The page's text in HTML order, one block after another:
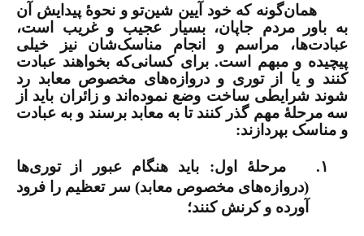
همان‌گونه که خود آیین شین‌تو و نحوۀ پیدایش آن
به باور مردم جاپان، بسیار عجیب و غریب است،
عبادت‌ها، مراسم و انجام مناسک‌شان نیز خیلی
پیچیده و مبهم است. برای کسانی‌که بخواهند عبادت
کنند و یا از توری و دروازه‌های مخصوص معابد رد
شوند شرایطی ساخت وضع نموده‌اند و زائران باید از
سه مرحلۀ مهم گذر کنند تا به معابد برسند و به عبادت
و مناسک بپردازند:
۱.
مرحلۀ اول: باید هنگام عبور از توری‌ها
(دروازه‌های مخصوص معابد) سر تعظیم را فرود
آورده و کرنش کنند؛